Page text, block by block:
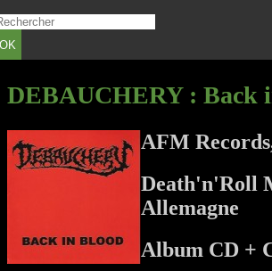
OK
DEBAUCHERY: Back
AFM
Death'n'Roll
Allemagne
Album CD +